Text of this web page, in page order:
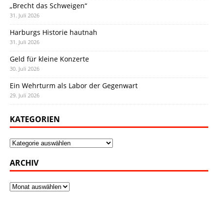
„Brecht das Schweigen“
31. Juli 2026
Harburgs Historie hautnah
31. Juli 2026
Geld für kleine Konzerte
30. Juli 2026
Ein Wehrturm als Labor der Gegenwart
29. Juli 2026
KATEGORIEN
Kategorien
ARCHIV
Archiv